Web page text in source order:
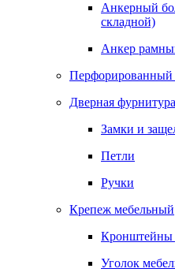
Анкерный
складной)
Анкер
Перфорированный
Дверная фурнитура
Замки и
Петли
Ручки
Крепеж мебельный
Кронштейны
Уголок